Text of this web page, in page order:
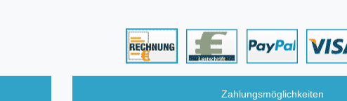
Zahlungsmöglichkeiten